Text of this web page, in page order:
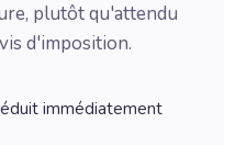
plutôt qu'attendu
d'imposition.
immédiatement